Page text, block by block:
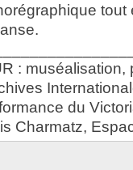
: muséalisation,
du
Charmatz,